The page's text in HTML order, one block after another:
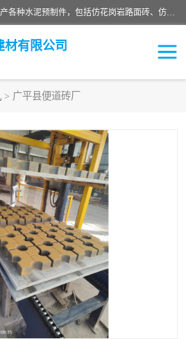
邯郸市宝满建材有限公司专业生产各种水泥预制件，包括仿花岗岩路面砖、仿花岗岩人行道砖、仿花岗岩路侧石、烧结砖、植草砖、码头砖连锁块、仿花岗岩路侧石、沙井盖、水泥盖板等各种水泥制品
材有限公司
> 广平县便道砖厂
混凝土路沿石
便道砖
盲道砖
pc仿石砖